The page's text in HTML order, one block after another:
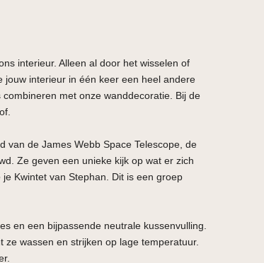
interieur. Alleen al door het wisselen of
interieur in één keer een heel andere
met onze wanddecoratie. Bij de
van de James Webb Space Telescope, de
Ze geven een unieke kijk op wat er zich
Kwintet van Stephan. Dit is een groep
en een bijpassende neutrale kussenvulling.
wassen en strijken op lage temperatuur.